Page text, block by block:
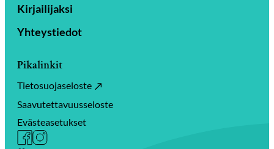
Kirjailijaksi
Yhteystiedot
Pikalinkit
Tietosuojaseloste
Saavutettavuusseloste
Evästeasetukset
Facebook
Instagram